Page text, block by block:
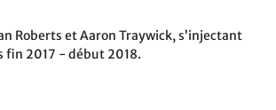
Roberts et Aaron Traywick, s’injectant
fin 2017 - début 2018.